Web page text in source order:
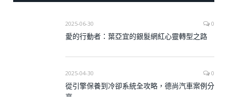
2025-06-30 0
愛的行動者：葉亞宜的銀髮網紅心靈轉型之路
2025-04-30 0
從引擎保養到冷卻系統全攻略，德尚汽車案例分